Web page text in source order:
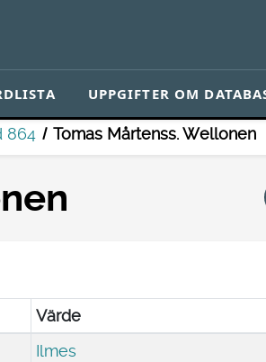
UPPGIFTER OM
864 Tomas Mårtenss. Wellonen
Värde
Ilmes